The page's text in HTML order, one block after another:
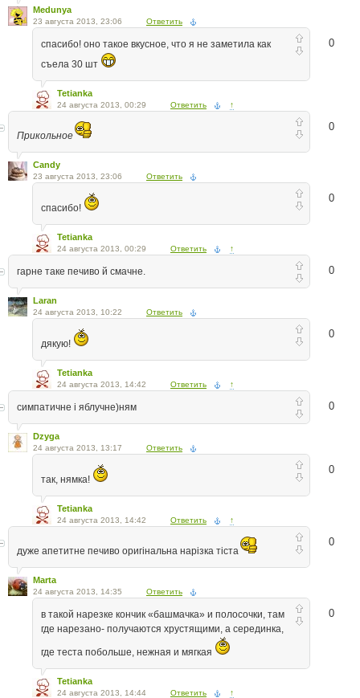
Medunya
23 августа 2013, 23:06 Ответить
0
спасибо! оно такое вкусное, что я не заметила как
съела 30 шт
Tetianka
24 августа 2013, 00:29 Ответить ↑
0
Прикольное
Candy
23 августа 2013, 23:06 Ответить
0
спасибо!
Tetianka
24 августа 2013, 00:29 Ответить ↑
0
гарне таке печиво й смачне.
Laran
24 августа 2013, 10:22 Ответить
0
дякую!
Tetianka
24 августа 2013, 14:42 Ответить ↑
0
симпатичне і яблучне)ням
Dzyga
24 августа 2013, 13:17 Ответить
0
так, нямка!
Tetianka
24 августа 2013, 14:42 Ответить ↑
0
дуже апетитне печиво оригінальна нарізка тіста
Marta
24 августа 2013, 14:35 Ответить
0
в такой нарезке кончик «башмачка» и полосочки, там
где нарезано- получаются хрустящими, а серединка,
где теста побольше, нежная и мягкая
Tetianka
24 августа 2013, 14:44 Ответить ↑